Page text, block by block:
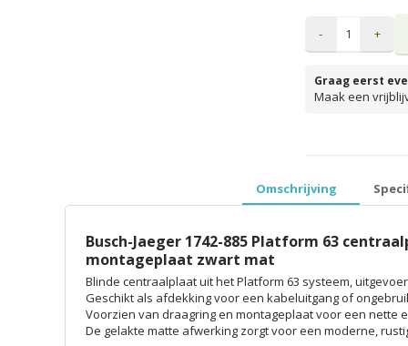
- +
Graag eerst
Maak een
Omschrijving
Busch-Jaeger 1742-885 Platform 63
montageplaat zwart mat
Blinde centraalplaat uit het Platform 63 systeem,
Geschikt als afdekking voor een kabeluitgang of
Voorzien van draagring en montageplaat voor een nette
De gelakte matte afwerking zorgt voor een moderne,